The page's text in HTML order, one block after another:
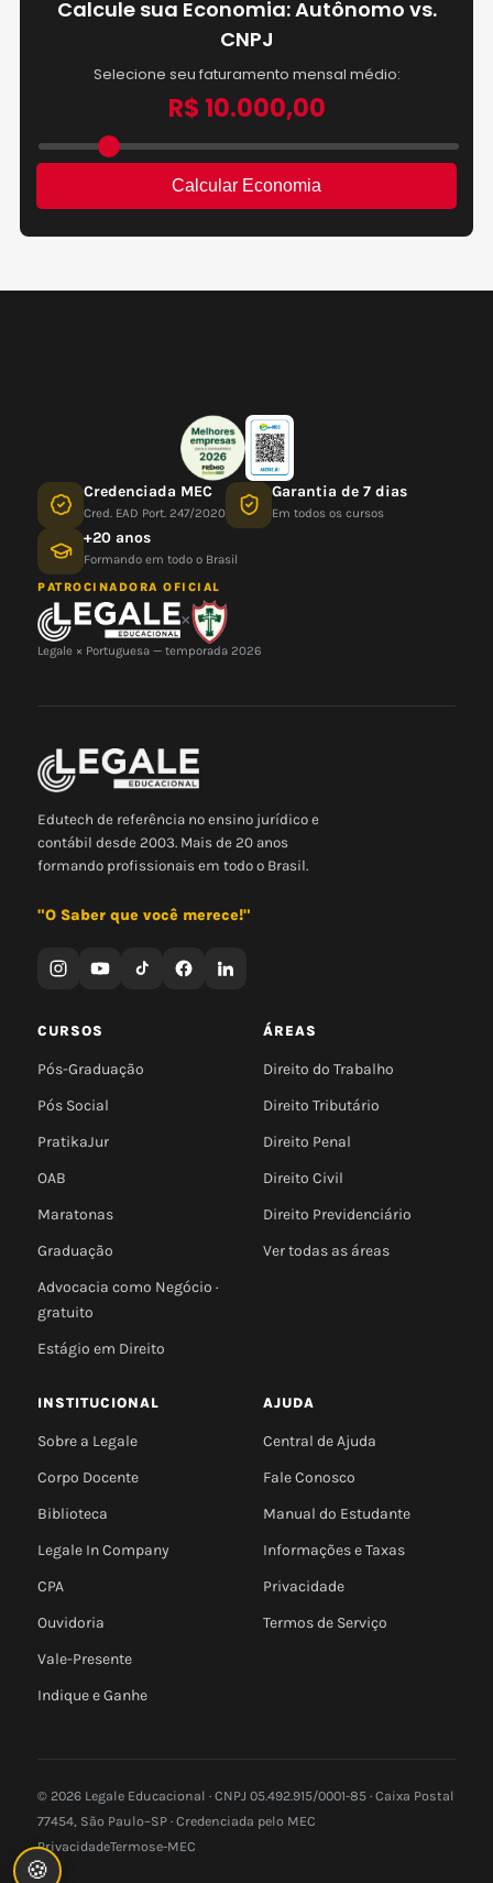
Credenciada MEC
Cred. EAD Port. 247/2020
Garantia de 7 dias
Em todos os cursos
+20 anos
Formando em todo o Brasil
PATROCINADORA OFICIAL
×
Legale × Portuguesa — temporada 2026
Edutech de referência no ensino jurídico e
contábil desde 2003. Mais de 20 anos
formando profissionais em todo o Brasil.
"O Saber que você merece!"
CURSOS
Pós-Graduação
Pós Social
PratikaJur
OAB
Maratonas
Graduação
Advocacia como Negócio ·
gratuito
Estágio em Direito
ÁREAS
Direito do Trabalho
Direito Tributário
Direito Penal
Direito Civil
Direito Previdenciário
Ver todas as áreas
INSTITUCIONAL
Sobre a Legale
Corpo Docente
Biblioteca
Legale In Company
CPA
Ouvidoria
Vale-Presente
Indique e Ganhe
AJUDA
Central de Ajuda
Fale Conosco
Manual do Estudante
Informações e Taxas
Privacidade
Termos de Serviço
© 2026 Legale Educacional · CNPJ 05.492.915/0001-85 · Caixa Postal
77454, São Paulo–SP · Credenciada pelo MEC
PrivacidadeTermose-MEC
🍪